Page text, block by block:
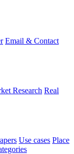
Email & Contact
Research Real
Use cases Place